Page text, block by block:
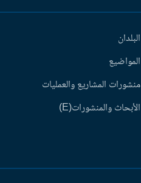
البلدان
المواضيع
منشورات المشاريع والعمليات
الأبحاث والمنشورات(E)